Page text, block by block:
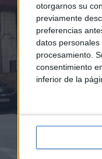
otorgarnos su
previamente
preferencias
datos
procesamiento.
consentimiento
inferior de la